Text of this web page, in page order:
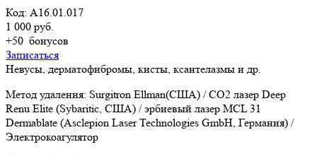
Код: A16.01.017
1 000 руб.
+50 бонусов
Записаться
Невусы, дерматофибромы, кисты, ксантелазмы и др.
Метод удаления: Surgitron Ellman(США) / CO2 лазер Deep
Renu Elite (Sybaritic, США) / эрбиевый лазер MCL 31
Dermablate (Asclepion Laser Technologies GmbH, Германия) /
Электрокоагулятор